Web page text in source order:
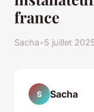
france
Sacha•5 juillet
S Sacha